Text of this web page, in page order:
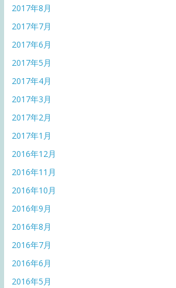
2017年8月
2017年7月
2017年6月
2017年5月
2017年4月
2017年3月
2017年2月
2017年1月
2016年12月
2016年11月
2016年10月
2016年9月
2016年8月
2016年7月
2016年6月
2016年5月